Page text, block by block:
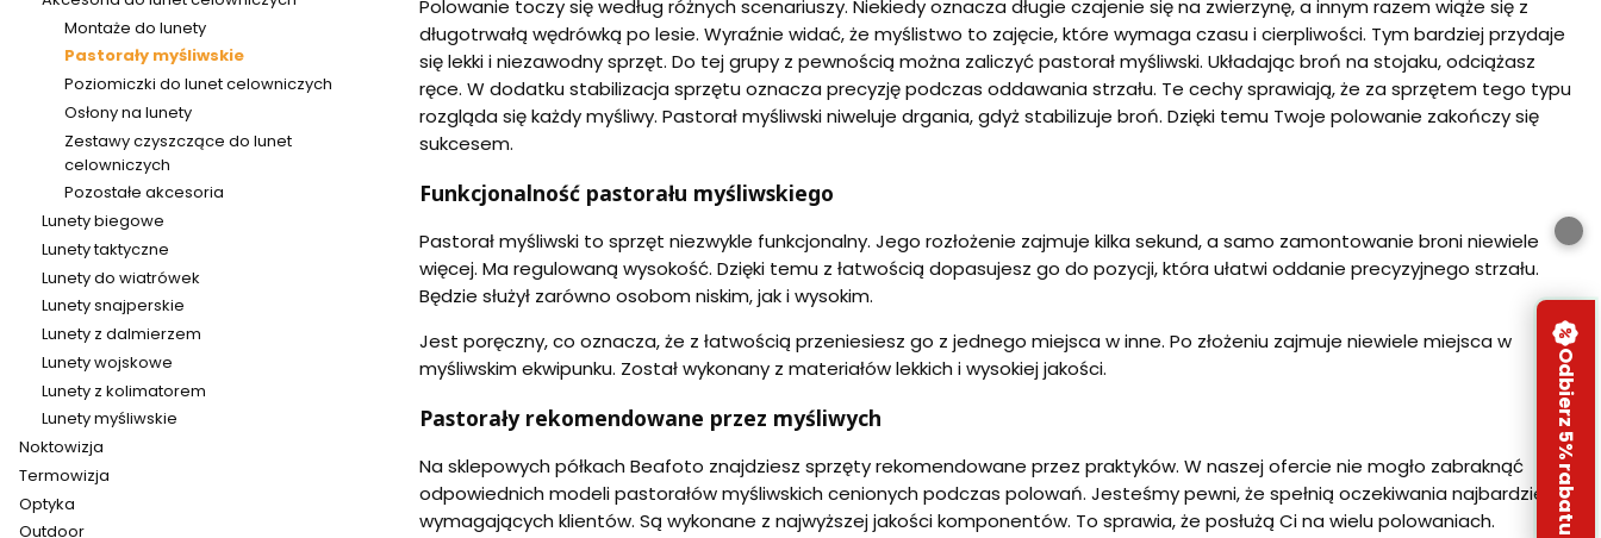
Montaże do lunety
Pastorały myśliwskie
Poziomiczki do lunet celowniczych
Osłony na lunety
Zestawy czyszczące do lunet
celowniczych
Pozostałe akcesoria
Lunety biegowe
Lunety taktyczne
Lunety do wiatrówek
Lunety snajperskie
Lunety z dalmierzem
Lunety wojskowe
Lunety z kolimatorem
Lunety myśliwskie
Noktowizja
Termowizja
Optyka
Outdoor
Polowanie toczy się według różnych scenariuszy. Niekiedy oznacza długie czajenie się na zwierzynę, a innym razem wiąże się z
długotrwałą wędrówką po lesie. Wyraźnie widać, że myślistwo to zajęcie, które wymaga czasu i cierpliwości. Tym bardziej przydaje
się lekki i niezawodny sprzęt. Do tej grupy z pewnością można zaliczyć pastorał myśliwski. Układając broń na stojaku, odciążasz
ręce. W dodatku stabilizacja sprzętu oznacza precyzję podczas oddawania strzału. Te cechy sprawiają, że za sprzętem tego typu
rozgląda się każdy myśliwy. Pastorał myśliwski niweluje drgania, gdyż stabilizuje broń. Dzięki temu Twoje polowanie zakończy się
sukcesem.
Funkcjonalność pastorału myśliwskiego
Pastorał myśliwski to sprzęt niezwykle funkcjonalny. Jego rozłożenie zajmuje kilka sekund, a samo zamontowanie broni niewiele
więcej. Ma regulowaną wysokość. Dzięki temu z łatwością dopasujesz go do pozycji, która ułatwi oddanie precyzyjnego strzału.
Będzie służył zarówno osobom niskim, jak i wysokim.
Jest poręczny, co oznacza, że z łatwością przeniesiesz go z jednego miejsca w inne. Po złożeniu zajmuje niewiele miejsca w
myśliwskim ekwipunku. Został wykonany z materiałów lekkich i wysokiej jakości.
Pastorały rekomendowane przez myśliwych
Na sklepowych półkach Beafoto znajdziesz sprzęty rekomendowane przez praktyków. W naszej ofercie nie mogło zabraknąć
odpowiednich modeli pastorałów myśliwskich cenionych podczas polowań. Jesteśmy pewni, że spełnią oczekiwania najbardziej
wymagających klientów. Są wykonane z najwyższej jakości komponentów. To sprawia, że posłużą Ci na wielu polowaniach.
Odbierz 5% rabatu